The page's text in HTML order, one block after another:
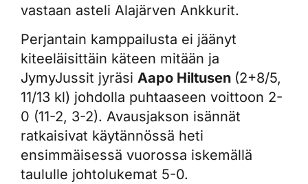
vastaan asteli Alajärven Ankkurit.
Perjantain kamppailusta ei jäänyt
kiteeläisittäin käteen mitään ja
JymyJussit jyräsi Aapo Hiltusen (2+8/5,
11/13 kl) johdolla puhtaaseen voittoon 2-
0 (11-2, 3-2). Avausjakson isännät
ratkaisivat käytännössä heti
ensimmäisessä vuorossa iskemällä
taululle johtolukemat 5-0.